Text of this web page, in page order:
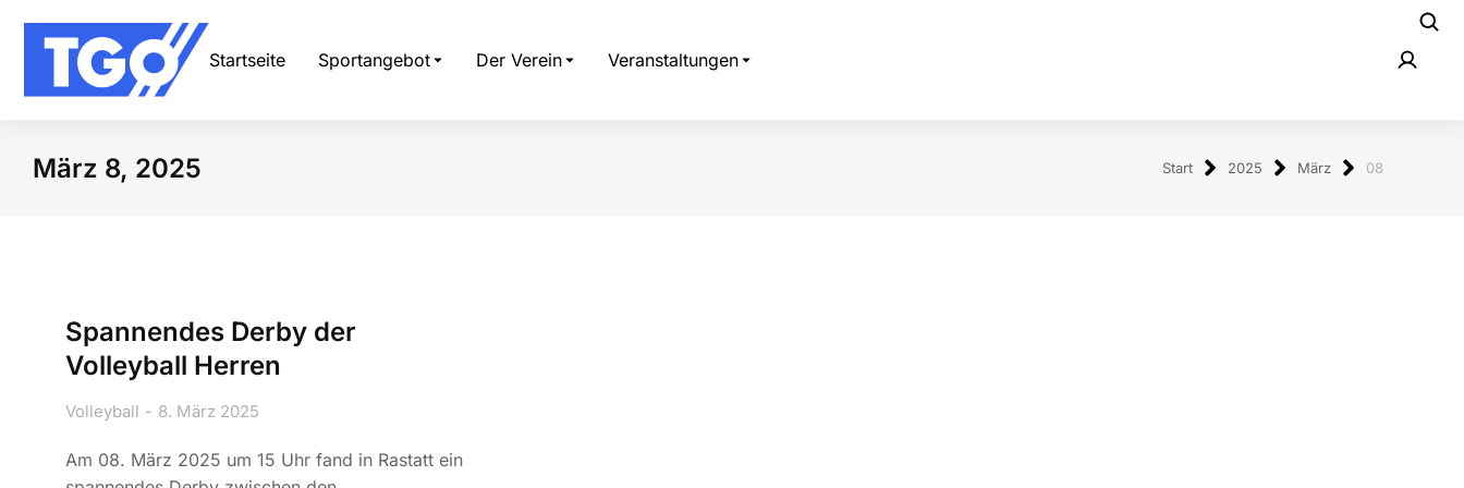
Startseite Sportangebot Der Verein Veranstaltungen
März 8, 2025 Start 2025 März 08
Spannendes Derby der
Volleyball Herren
Volleyball 8. März 2025
Am 08. März 2025 um 15 Uhr fand in Rastatt ein